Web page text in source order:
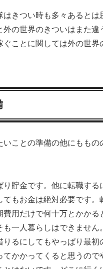
はきつい時も多々あるとは
外の世界のきついはまた違
ぐことに関しては外の世界
いことの準備の他にももの
り貯金です。他に転職する
てもお金は絶対必要です。
費用だけで何十万とかかる
も一人暮らしはできません
りるにしてもやっぱり最初
てかかってくると思うので